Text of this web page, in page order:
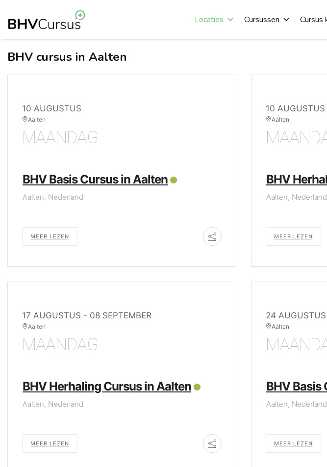
Locaties Cursussen Cursus
BHV cursus in Aalten
10 AUGUSTUS
Aalten
MAANDAG
BHV Basis Cursus in Aalten
Aalten, Nederland
MEER LEZEN
10 AUGUSTUS
Aalten
BHV
Aalten, Nederland
MEER LEZEN
17 AUGUSTUS - 08 SEPTEMBER
Aalten
MAANDAG
BHV Herhaling Cursus in Aalten
Aalten, Nederland
MEER LEZEN
24 AUGUSTUS
Aalten
BHV Basis
Aalten, Nederland
MEER LEZEN